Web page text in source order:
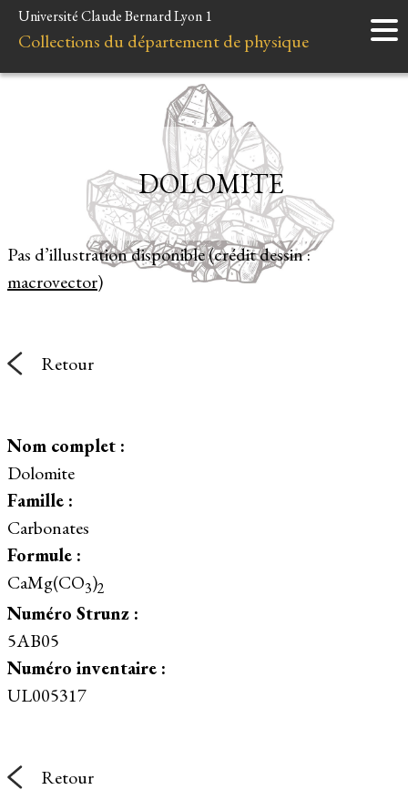
Accueil
Instruments
Liens et ressources
Université Claude Bernard Lyon 1
Collections du département de physique
Pas d’illustration disponible (crédit dessin :
macrovector)
DOLOMITE
Retour
Nom complet :
Dolomite
Famille :
Carbonates
Formule :
CaMg(CO3)2
Numéro Strunz :
5AB05
Numéro inventaire :
UL005317
Retour